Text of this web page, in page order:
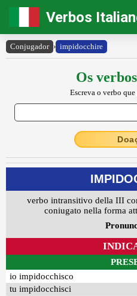
Verbos
Conjugador › impidocchire
Os
Escreva o verbo
verbo intransitivo della III
coniugato nella forma
io impidocchisco
tu impidocchisci